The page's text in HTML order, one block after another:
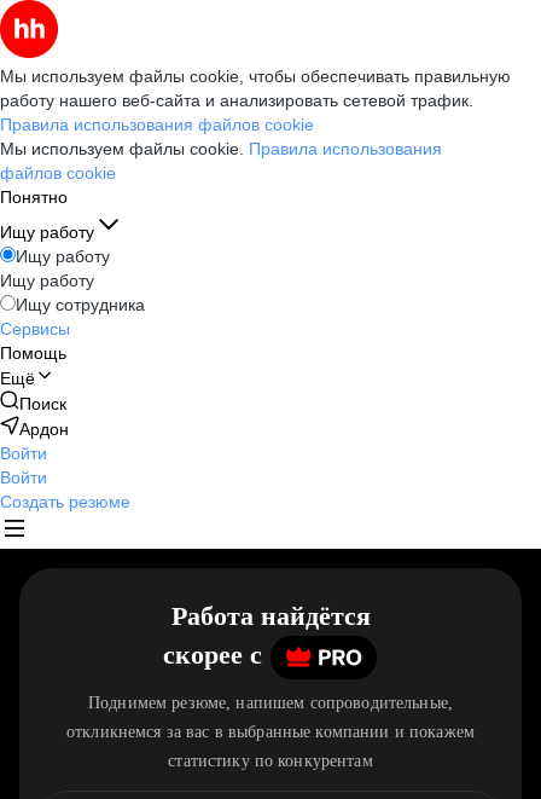
Мы используем файлы cookie, чтобы обеспечивать правильную
работу нашего веб-сайта и анализировать сетевой трафик.
Правила использования файлов cookie
Мы используем файлы cookie. Правила использования
файлов cookie
Понятно
Ищу работу
Ищу работу
Ищу работу
Ищу сотрудника
Сервисы
Помощь
Ещё
Поиск
Ардон
Войти
Войти
Создать резюме
Работа найдётся
скорее c
Поднимем резюме, напишем сопроводительные,
откликнемся за вас в выбранные компании и покажем
статистику по конкурентам